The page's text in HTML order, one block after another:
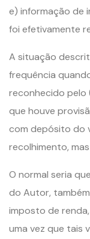
e) informação de
foi efetivamente
A situação
frequência
reconhecido pelo
que houve
com depósito do
recolhimento,
O normal seria
do Autor,
imposto de
uma vez que tais